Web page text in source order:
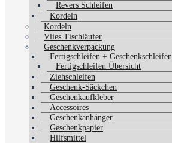
Revers Schleifen
Kordeln
Kordeln
Vlies Tischläufer
Geschenkverpackung
Fertigschleifen + Geschenkschleifen
Fertigschleifen Übersicht
Ziehschleifen
Geschenk-Säckchen
Geschenkaufkleber
Accessoires
Geschenkanhänger
Geschenkpapier
Hilfsmittel